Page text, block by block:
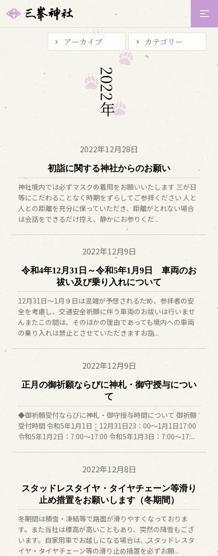
2
0
2
2
年
2022年12月28日
初詣に関する神社からのお願い
神社境内では必ずマスクの着用をお願いいたします 三が日
等にこだわることなく時期をずらしてご参拝ください 人と
人との距離を充分に保っていただき、距離がとれない場合
は会話をできるだけ控え、静かにお参りくだ...
2022年12月9日
令和4年12月31日～令和5年1月9日 車両のお
祓い及び乗り入れについて
12月31日～1月９日は混雑が予想されるため、参拝者の安
全を考慮し、交通安全祈願に伴う車両のお祓いは行いませ
んまたこの間は、そのほかの理由であっても境内への車両
の乗り入れは禁止とさせていただきますお詣...
2022年12月9日
正月の御祈願ならびに神札・御守授与につい
て
◆御祈願受付ならびに神札・御守授与時間について 御祈願
受付時間 令和5年1月1日：12月31日23：00～1月1日17:00
令和5年1月2日：7:00～17:00 令和5年1月3日：7:00～17:...
2022年12月8日
スタッドレスタイヤ・タイヤチェーン等滑り
止め措置をお願いします（冬期間）
冬期間は積雪・凍結等で路面が滑りやすくなっておりま
す。また当社は標高が高いこともあり、突然の降雪もござ
います。自家用車でお越しになる場合は、スタッドレスタ
イヤ・タイヤチェーン等の滑り止め措置を必ずお願...
アーカイブ カテゴリー